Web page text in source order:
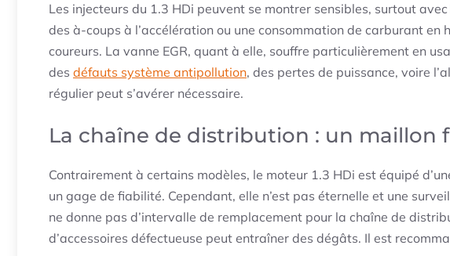
Les injecteurs du 1.3 HDi peuvent se montrer sensibles, surtout
des à-coups à l’accélération ou une consommation de carburant en
coureurs. La vanne EGR, quant à elle, souffre particulièrement en
des défauts système antipollution, des pertes de puissance, voire
régulier peut s’avérer nécessaire.
La chaîne de distribution : un maillon
Contrairement à certains modèles, le moteur 1.3 HDi est équipé
un gage de fiabilité. Cependant, elle n’est pas éternelle et une
ne donne pas d’intervalle de remplacement pour la chaîne de
d’accessoires défectueuse peut entraîner des dégâts. Il est